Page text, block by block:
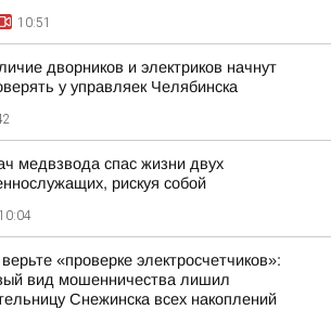
10:51
дворников и электриков начнут
у управляек Челябинска
медвзвода спас жизни двух
рискуя собой
10:04
«проверке электросчетчиков»:
вид мошенничества лишил
Снежинска всех накоплений